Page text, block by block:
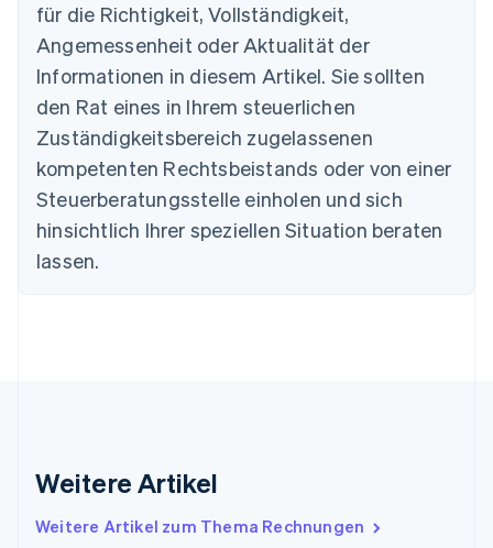
für die Richtigkeit, Vollständigkeit,
Angemessenheit oder Aktualität der
Informationen in diesem Artikel. Sie sollten
den Rat eines in Ihrem steuerlichen
Zuständigkeitsbereich zugelassenen
kompetenten Rechtsbeistands oder von einer
Steuerberatungsstelle einholen und sich
hinsichtlich Ihrer speziellen Situation beraten
lassen.
Weitere Artikel
Weitere Artikel zum Thema Rechnungen
Dänemark
English
Deutschland
Deutsch English
Estland
English
Festlandchina
简体中文 English
Finnland
EnglishSvenska
Frankreich
Français
Italien
Italiano English
Japan
日本語 English